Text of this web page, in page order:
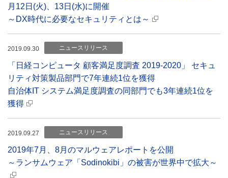
月12日(火)、13日(水)に開催
～DX時代に必要なセキュリティとは～
2019.09.30 ニュースリリース
「日経コンピュータ 顧客満足度調査 2019-2020」 セキュ
リティ対策製品部門で7年連続1位を獲得
自治体IT システム満足度調査の同部門でも3年連続1位を
獲得
2019.09.27 ニュースリリース
2019年7月、8月のマルウェアレポートを公開
～ランサムウェア「Sodinokibi」の被害が世界中で拡大～